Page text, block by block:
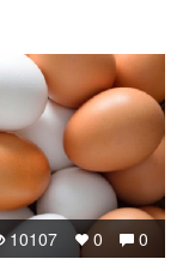
0
0
10107